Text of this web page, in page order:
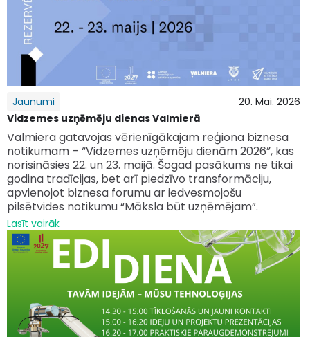
Jaunumi
20. Mai. 2026
Vidzemes uzņēmēju dienas Valmierā
Valmiera gatavojas vērienīgākajam reģiona biznesa
notikumam – “Vidzemes uzņēmēju dienām 2026”, kas
norisināsies 22. un 23. maijā. Šogad pasākums ne tikai
godina tradīcijas, bet arī piedzīvo transformāciju,
apvienojot biznesa forumu ar iedvesmojošu
pilsētvides notikumu “Māksla būt uzņēmējam”.
Lasīt vairāk